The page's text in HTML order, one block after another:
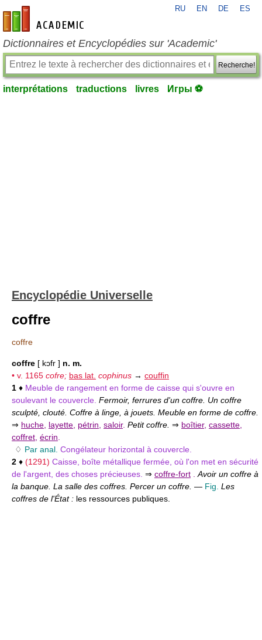
fr-academic.com
RU EN DE ES
Dictionnaires et Encyclopédies sur 'Academic'
Recherche!
interprétations traductions livres Игры ⚽
Encyclopédie Universelle
coffre
coffre
coffre [ kɔfr ] n. m.
• v. 1165 cofre; bas lat. cophinus → couffin
1 ♦ Meuble de rangement en forme de caisse qui s'ouvre en
soulevant le couvercle. Fermoir, ferrures d'un coffre. Un coffre
sculpté, clouté. Coffre à linge, à jouets. Meuble en forme de coffre.
⇒ huche layette pétrin saloir. Petit coffre. ⇒ boîtier, cassette
coffret écrin
♢ Par anal. Congélateur horizontal à couvercle.
2 ♦ (1291) Caisse, boîte métallique fermée, où l'on met en sécurité
de l'argent, des choses précieuses. ⇒ coffre-fort
Avoir un coffre à
la banque. La salle des coffres. Percer un coffre. — Fig. Les
coffres de l'État : les ressources publiques.